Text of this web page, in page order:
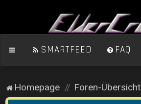
SMARTFEED FAQ
Homepage Foren-Übersicht